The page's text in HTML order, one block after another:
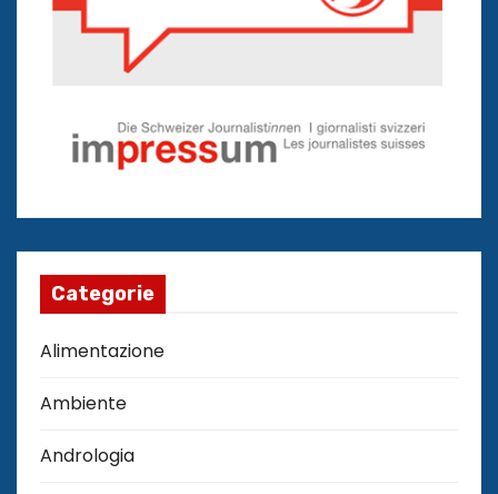
Categorie
Alimentazione
Ambiente
Andrologia